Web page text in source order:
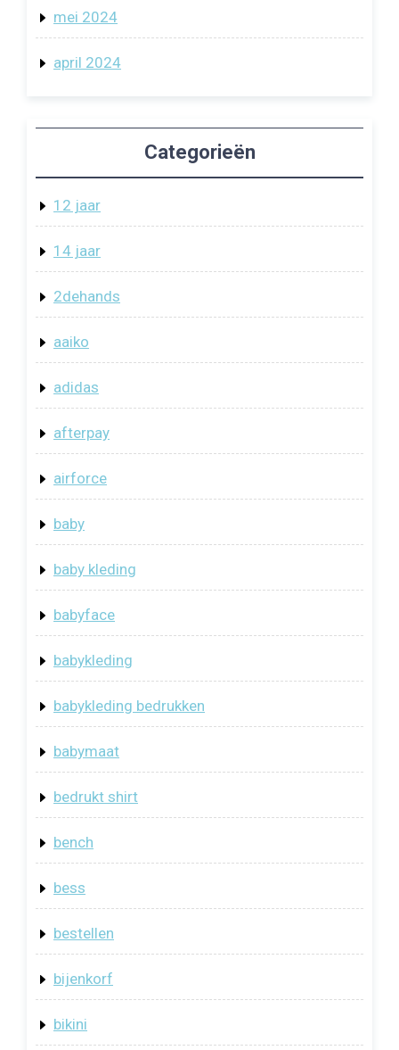
mei 2024
april 2024
Categorieën
12 jaar
14 jaar
2dehands
aaiko
adidas
afterpay
airforce
baby
baby kleding
babyface
babykleding
babykleding bedrukken
babymaat
bedrukt shirt
bench
bess
bestellen
bijenkorf
bikini